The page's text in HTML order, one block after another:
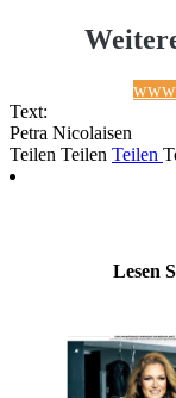
Text:
Petra Nicolaisen
Teilen Teilen Teilen
Lesen